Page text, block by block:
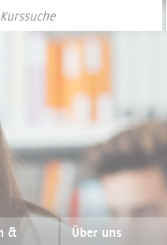
&
Über uns